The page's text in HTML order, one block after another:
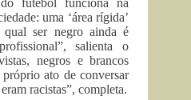
futebol funciona na
uma ‘área rígida’
qual ser negro ainda é
salienta o
negros e brancos
ato de conversar
racistas”, completa.